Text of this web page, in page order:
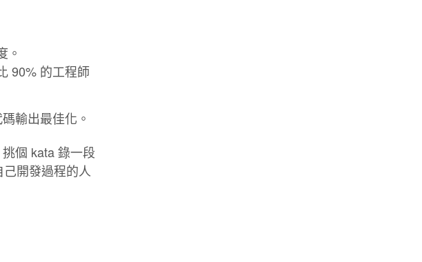
。
90% 的工程師
輸出最佳化。
個 kata 錄一段
開發過程的人